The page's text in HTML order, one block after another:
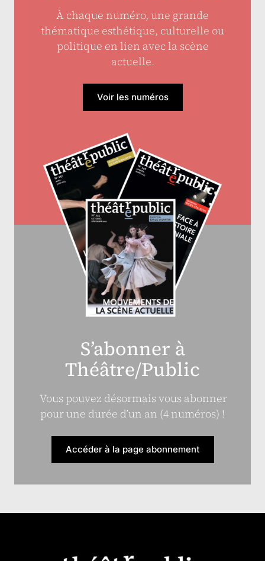
À chaque numéro, une grande
thématique esthétique, culturelle ou
politique en lien avec la scène
actuelle.
Voir les numéros
S’abonner à
Théâtre/Public
Vous pouvez désormais vous abonner
pour une durée d’un an (4 numéros) !
Accéder à la page abonnement